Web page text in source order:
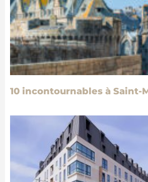
10 incontournables à Saint-